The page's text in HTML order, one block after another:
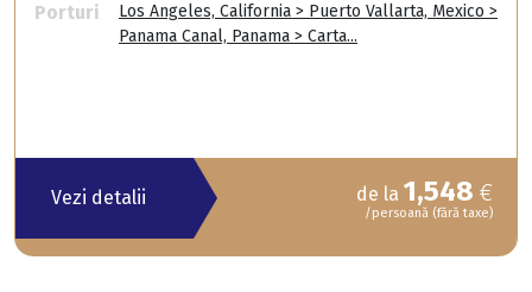
Porturi
Los Angeles, California > Puerto Vallarta, Mexico >
Panama Canal, Panama > Carta...
Vezi detalii de la 1,548 €
/persoană (fără taxe)